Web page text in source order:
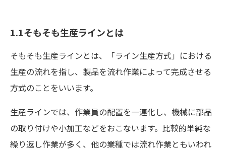
1.1そもそも生産ラインとは
そもそも生産ラインとは、「ライン生産方式」における
生産の流れを指し、製品を流れ作業によって完成させる
方式のことをいいます。
生産ラインでは、作業員の配置を一連化し、機械に部品
の取り付けや小加工などをおこないます。比較的単純な
繰り返し作業が多く、他の業種では流れ作業ともいわれ